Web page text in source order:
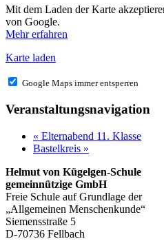
Mit dem Laden der Karte
von Google.
Mehr erfahren
Karte laden
Google Maps immer entsperren
Veranstaltungsnavigation
« Elternabend 11. Klasse
Bastelkreis »
Helmut von Kügelgen-Schule
gemeinnützige GmbH
Freie Schule auf Grundlage der
„Allgemeinen Menschenkunde“
Siemensstraße 5
D-70736 Fellbach